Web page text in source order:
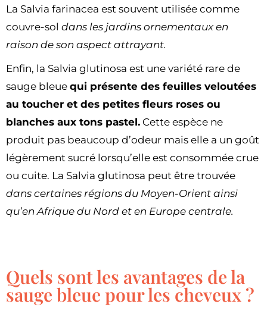
La Salvia farinacea est souvent utilisée comme
couvre-sol dans les jardins ornementaux en
raison de son aspect attrayant.
Enfin, la Salvia glutinosa est une variété rare de
sauge bleue qui présente des feuilles veloutées
au toucher et des petites fleurs roses ou
blanches aux tons pastel. Cette espèce ne
produit pas beaucoup d’odeur mais elle a un goût
légèrement sucré lorsqu’elle est consommée crue
ou cuite. La Salvia glutinosa peut être trouvée
dans certaines régions du Moyen-Orient ainsi
qu’en Afrique du Nord et en Europe centrale.
Quels sont les avantages de la
sauge bleue pour les cheveux ?